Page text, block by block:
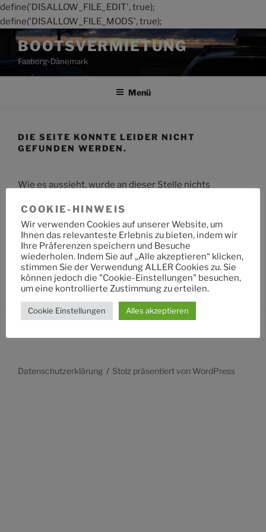
define('DISALLOW_FILE_EDIT', true);
define('DISALLOW_FILE_MODS', true);
Zum
Inhalt
springen
BOOTSVERMIETUNG
Faaborg-Dänemark
Menü
DIE SEITE KONNTE LEIDER NICHT
GEFUNDEN WERDEN.
Wie es aussieht, wurde an dieser Stelle nichts
Suche
nach:
Datenschutzerklärung Stolz präsentiert von WordPress
COOKIE-HINWEIS
Wir verwenden Cookies auf unserer Website, um
Ihnen das relevanteste Erlebnis zu bieten, indem wir
Ihre Präferenzen speichern und Besuche
wiederholen. Indem Sie auf „Alle akzeptieren“ klicken,
stimmen Sie der Verwendung ALLER Cookies zu. Sie
können jedoch die "Cookie-Einstellungen" besuchen,
um eine kontrollierte Zustimmung zu erteilen.
Cookie Einstellungen Alles akzeptieren